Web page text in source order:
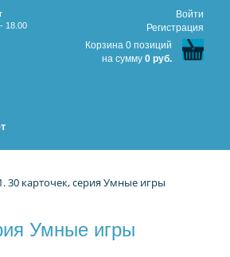
18.00
Войти
Регистрация
Корзина 0 позиций
на сумму 0 руб.
30 карточек, серия Умные игры
Умные игры